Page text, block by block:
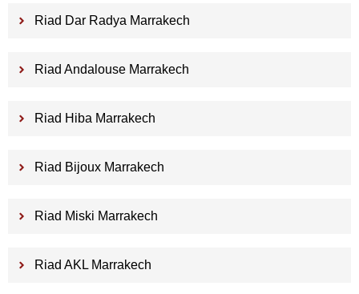
Riad Dar Radya Marrakech
Riad Andalouse Marrakech
Riad Hiba Marrakech
Riad Bijoux Marrakech
Riad Miski Marrakech
Riad AKL Marrakech